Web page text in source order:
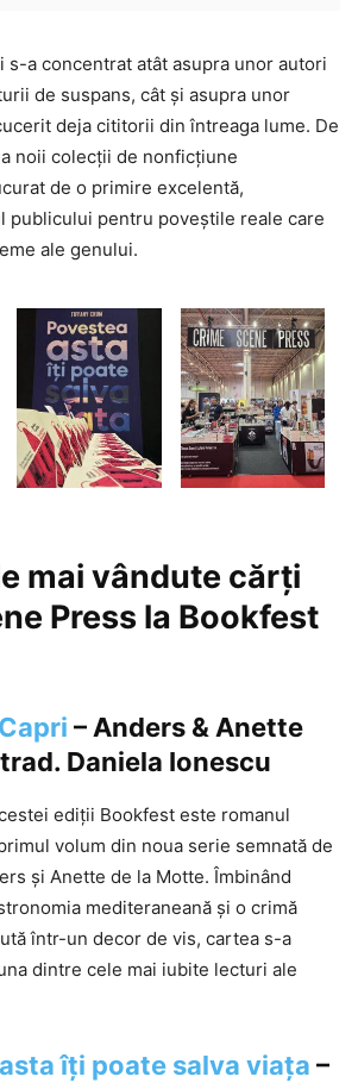
s-a concentrat atât asupra unor autori
de suspans, cât și asupra unor
deja cititorii din întreaga lume. De
noii colecții de nonficțiune
de o primire excelentă,
publicului pentru poveștile reale care
ale genului.
mai vândute cărți
Press la Bookfest
– Anders & Anette
Daniela Ionescu
ediții Bookfest este romanul
volum din noua serie semnată de
și Anette de la Motte. Îmbinând
mediteraneană și o crimă
într-un decor de vis, cartea s-a
dintre cele mai iubite lecturi ale
îți poate salva viața –